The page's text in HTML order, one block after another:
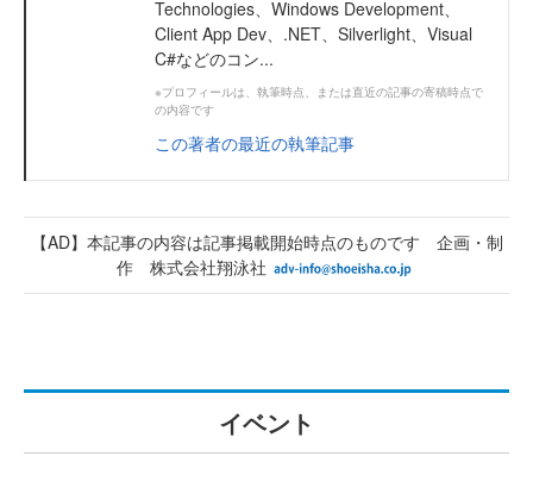
Technologies、Windows Development、
Client App Dev、.NET、Silverlight、Visual
C#などのコン...
※プロフィールは、執筆時点、または直近の記事の寄稿時点で
の内容です
この著者の最近の執筆記事
【AD】本記事の内容は記事掲載開始時点のものです 企画・制
作 株式会社翔泳社
イベント